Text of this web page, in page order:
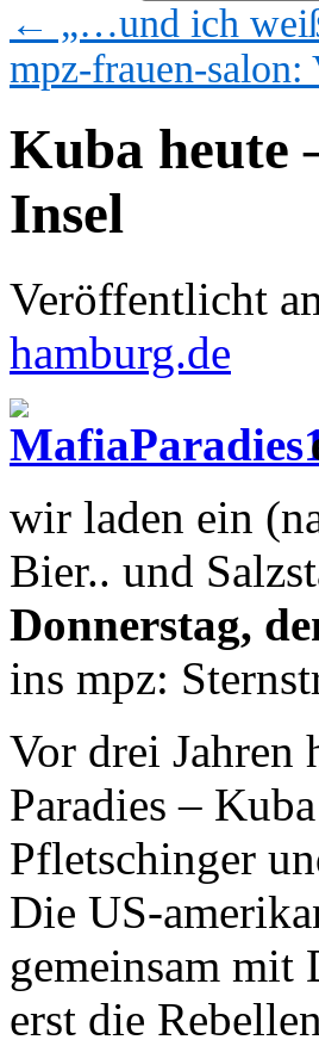
← „…und ich
mpz-frauen-
Kuba heute
Insel
Veröffentlicht
hamburg.de
wir laden ein
Bier.. und
Donnerstag,
ins mpz:
Vor drei Jahren
Paradies –
Pfletschinger
Die US-
gemeinsam
erst die